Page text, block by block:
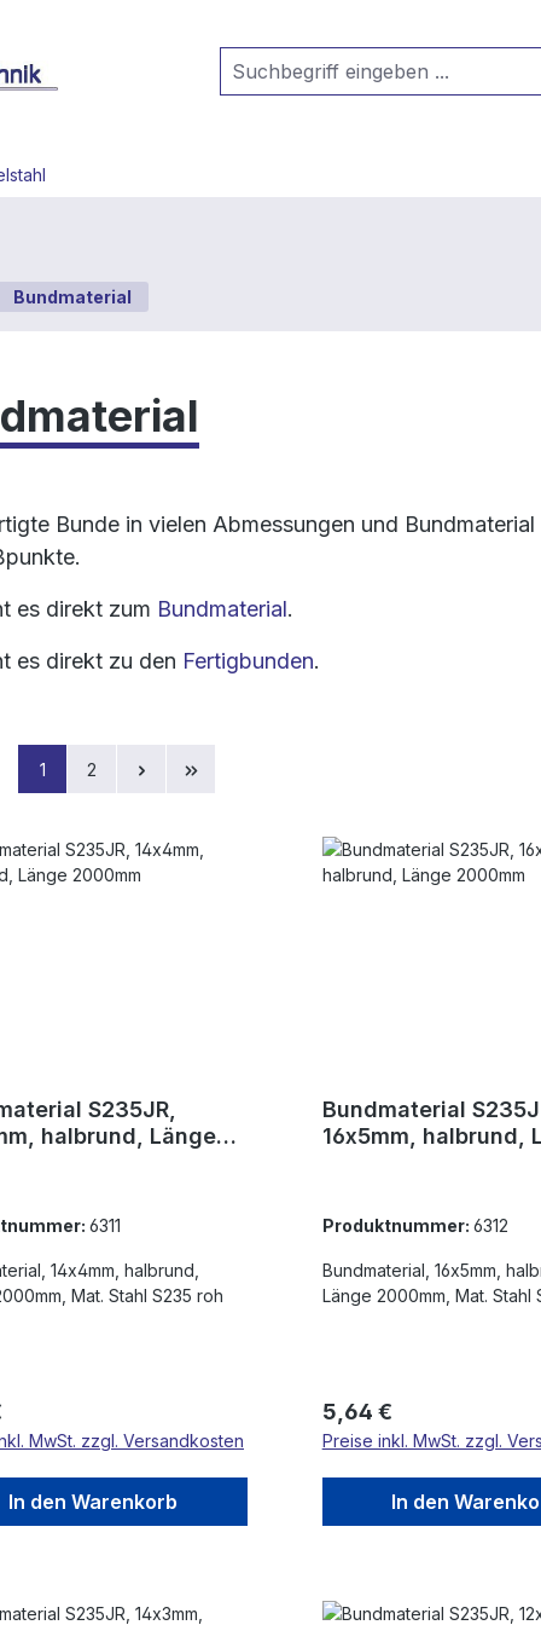
Bundmaterial
Bunde in vielen Abmessungen und
es direkt zum Bundmaterial.
es direkt zu den Fertigbunden.
Seite
1 Seite
2
S235JR,
halbrund, Länge
6311
14x4mm, halbrund,
Mat. Stahl S235 roh
Preis:
MwSt. zzgl. Versandkosten
In den Warenkorb
Bundmaterial
16x5mm, halbrund,
Produktnummer: 6312
Bundmaterial, 16x5mm,
Länge 2000mm, Mat. Stahl
Regulärer Preis:
5,64 €
Preise inkl. MwSt. zzgl.
In den